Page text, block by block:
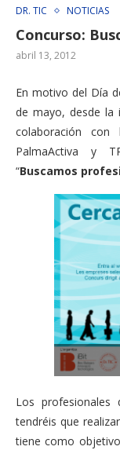
DR. TIC NOTICIAS
Concurso:
abril 13, 2012
En motivo del Día
de mayo, desde la
colaboración
PalmaActiva y
“Buscamos
Los profesionales
tendréis que
tiene como